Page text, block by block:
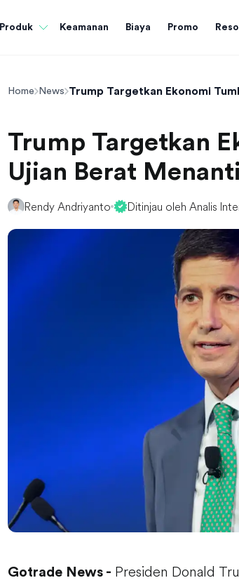
Produk Keamanan Biaya Promo
Home News Trump Targetkan Ekonomi
Trump Targetkan
Ujian Berat
Rendy Andriyanto Ditinjau oleh Analis
Gotrade News - Presiden Donald